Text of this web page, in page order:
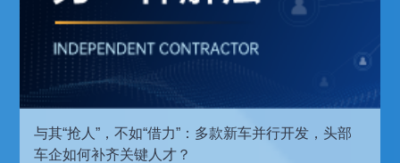
与其“抢人”，不如“借力”：多款新车并行开发，头部
车企如何补齐关键人才？